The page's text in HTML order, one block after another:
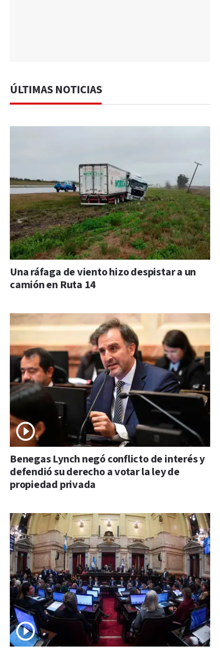
ÚLTIMAS NOTICIAS
Una ráfaga de viento hizo despistar a un
camión en Ruta 14
Benegas Lynch negó conflicto de interés y
defendió su derecho a votar la ley de
propiedad privada